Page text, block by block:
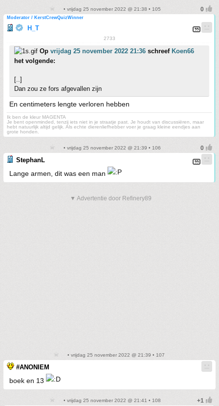
• vrijdag 25 november 2022 @ 21:38 • 105
Moderator / KerstCrewQuizWinner
H_T
2733
Op vrijdag 25 november 2022 21:36 schreef Koen66
het volgende:
[..]
Dan zou ze fors afgevallen zijn
En centimeters lengte verloren hebben
Ik ben de kleur MAGENTA
Je bent openminded, tenzij iets niet in je straatje past. Je houdt van discussiëren, maar
hebt natuurlijk altijd gelijk. Als echte dierenliefhebber voer je graag kleine eendjes aan
grote honden.
• vrijdag 25 november 2022 @ 21:39 • 106
StephanL
Lange armen, dit was een man
▼ Advertentie door Refinery89
• vrijdag 25 november 2022 @ 21:39 • 107
#ANONIEM
boek en 13
• vrijdag 25 november 2022 @ 21:41 • 108